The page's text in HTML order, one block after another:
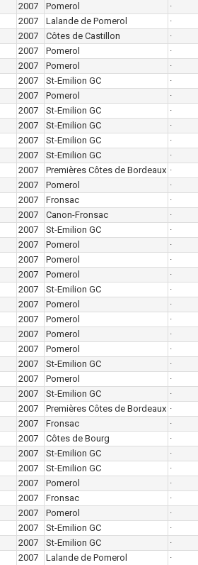
2007 Pomerol
·
2007 Lalande de Pomerol
·
2007 Côtes de Castillon
·
2007 Pomerol
·
2007 Pomerol
·
2007 St-Emilion GC
·
2007 Pomerol
·
2007 St-Emilion GC
·
2007 St-Emilion GC
·
2007 St-Emilion GC
·
2007 St-Emilion GC
·
2007 Premières Côtes de Bordeaux ·
2007 Pomerol
·
2007 Fronsac
·
2007 Canon-Fronsac
·
2007 St-Emilion GC
·
2007 Pomerol
·
2007 Pomerol
·
2007 Pomerol
·
2007 St-Emilion GC
·
2007 Pomerol
·
2007 Pomerol
·
2007 Pomerol
·
2007 Pomerol
·
2007 St-Emilion GC
·
2007 Pomerol
·
2007 St-Emilion GC
·
2007 Premières Côtes de Bordeaux ·
2007 Fronsac
·
2007 Côtes de Bourg
·
2007 St-Emilion GC
·
2007 St-Emilion GC
·
2007 Pomerol
·
2007 Fronsac
·
2007 Pomerol
·
2007 St-Emilion GC
·
2007 St-Emilion GC
·
2007 Lalande de Pomerol ·